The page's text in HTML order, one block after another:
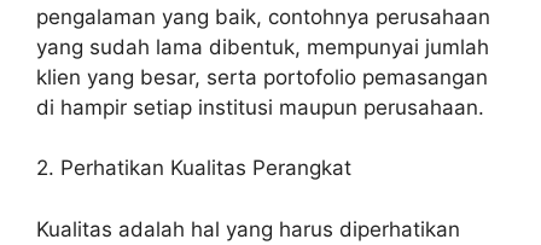
pengalaman yang baik, contohnya perusahaan
yang sudah lama dibentuk, mempunyai jumlah
klien yang besar, serta portofolio pemasangan
di hampir setiap institusi maupun perusahaan.
2. Perhatikan Kualitas Perangkat
Kualitas adalah hal yang harus diperhatikan